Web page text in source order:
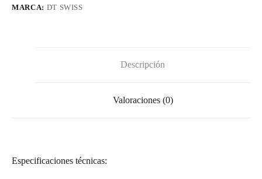
cantidad
MARCA: DT SWISS
Descripción
Valoraciones (0)
Especificaciones técnicas: